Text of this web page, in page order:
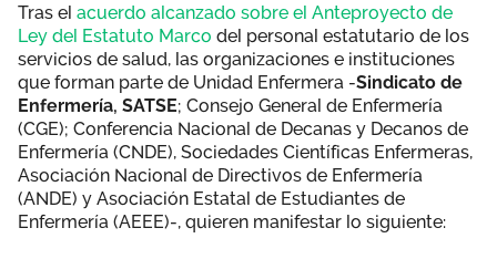
Tras el acuerdo alcanzado sobre el Anteproyecto de
Ley del Estatuto Marco del personal estatutario de los
servicios de salud, las organizaciones e instituciones
que forman parte de Unidad Enfermera -Sindicato de
Enfermería, SATSE; Consejo General de Enfermería
(CGE); Conferencia Nacional de Decanas y Decanos de
Enfermería (CNDE), Sociedades Científicas Enfermeras,
Asociación Nacional de Directivos de Enfermería
(ANDE) y Asociación Estatal de Estudiantes de
Enfermería (AEEE)-, quieren manifestar lo siguiente: